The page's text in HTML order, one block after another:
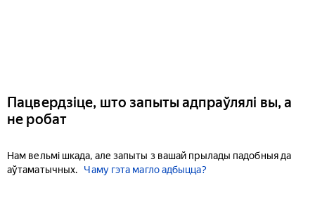
Пацвердзіце, што запыты адпраўлялі вы, а
не робат
Нам вельмі шкада, але запыты з вашай прылады падобныя да
аўтаматычных.
Чаму гэта магло адбыцца?